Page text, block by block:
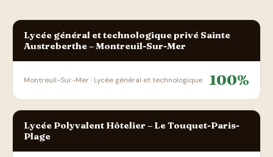
Lycée général et technologique privé Sainte
Austreberthe – Montreuil-Sur-Mer
Montreuil-Sur-Mer · Lycée général et technologique 100%
Lycée Polyvalent Hôtelier – Le Touquet-Paris-
Plage